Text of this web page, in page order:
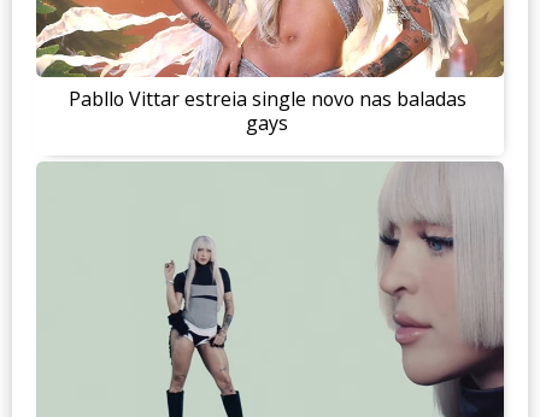
Pabllo Vittar estreia single novo nas baladas
gays